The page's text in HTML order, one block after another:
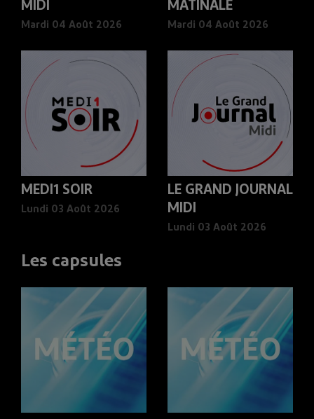
MIDI
Mardi 04 Août 2026
MATINALE
Mardi 04 Août 2026
MEDI1 SOIR
Lundi 03 Août 2026
LE GRAND JOURNAL
MIDI
Lundi 03 Août 2026
Les capsules